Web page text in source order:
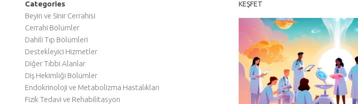
Categories
Beyin ve Sinir Cerrahisi
Cerrahi Bölümler
Dahili Tıp Bölümleri
Destekleyici Hizmetler
Diğer Tıbbi Alanlar
Diş Hekimliği Bölümler
Endokrinoloji ve Metabolizma Hastalıkları
Fizik Tedavi ve Rehabilitasyon
KEŞFET